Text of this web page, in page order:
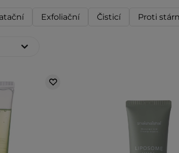
Exfoliační Čisticí Proti